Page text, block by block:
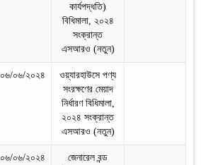
কার্যপদ্ধতি)
বিধিমালা, ২০২৪
সংক্রান্ত
এসআরও (নতুন)
০৬/০৬/২০২৪
ওয়্যারহাউসে পণ্য
সংরক্ষণের মেয়াদ
নির্ধারণ বিধিমালা,
২০২৪ সংক্রান্ত
এসআরও (নতুন)
০৬/০৬/২০২৪
জেনারেল বন্ড